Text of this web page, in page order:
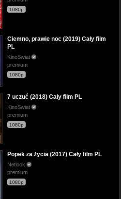
1080p
Ciemno, prawie noc (2019) Cały film
PL
KinoSwiat
premium
1080p
7 uczuć (2018) Cały film PL
KinoSwiat
premium
1080p
Popek za życia (2017) Cały film PL
Netlook
premium
1080p